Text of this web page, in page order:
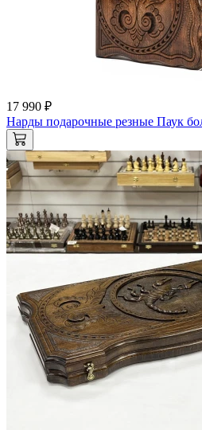
17 990 ₽
Нарды подарочные резные Паук